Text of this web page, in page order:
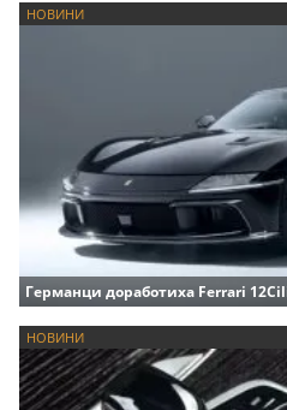
НОВИНИ
Германци доработиха Ferrari
НОВИНИ